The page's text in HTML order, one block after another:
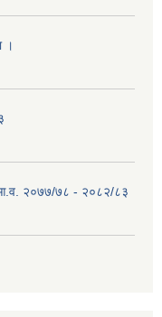
।
आ.व. २०७७/७८ - २०८२/८३